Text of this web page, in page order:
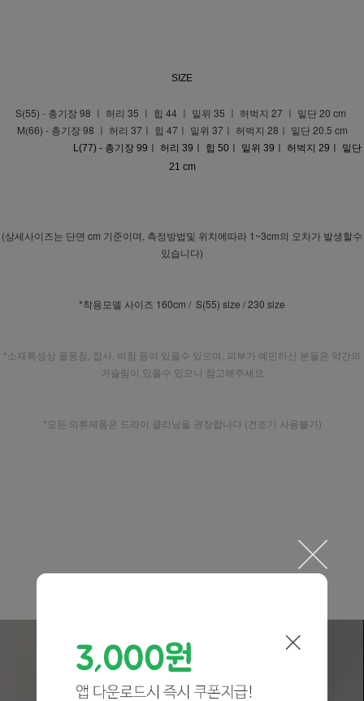
SIZE
S(55) - 총기장 98 ㅣ 허리 35 ㅣ 힙 44 ㅣ 밑위 35 ㅣ 허벅지 27 ㅣ 밑단 20 cm
M(66) - 총기장 98 ㅣ 허리 37ㅣ 힙 47ㅣ 밑위 37ㅣ 허벅지 28ㅣ 밑단 20.5 cm
L(77) - 총기장 99ㅣ 허리 39ㅣ 힙 50ㅣ 밑위 39ㅣ 허벅지 29ㅣ 밑단
21 cm
(상세사이즈는 단면 cm 기준이며, 측정방법및 위치에따라 1~3cm의 오차가 발생할수
있습니다)
*착용모델 사이즈 160cm / S(55) size / 230 size
*소재특성상 올뭉침, 잡사, 비침 등이 있을수 있으며, 피부가 예민하신 분들은 약간의
거슬림이 있을수 있으니 참고해주세요
*모든 의류제품은 드라이 클리닝을 권장합니다 (건조기 사용불가)